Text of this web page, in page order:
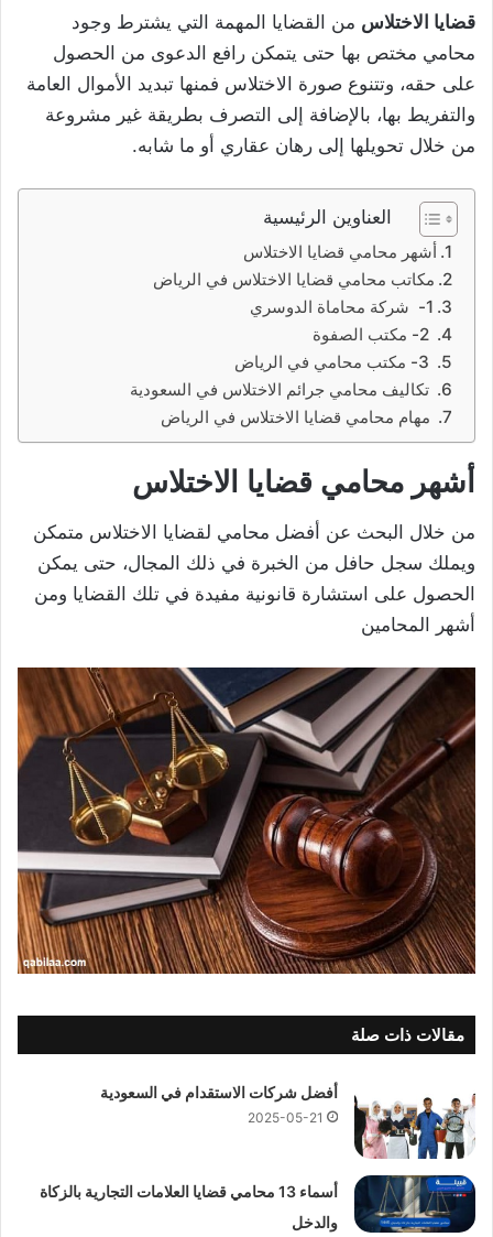
قضايا الاختلاس من القضايا المهمة التي يشترط وجود
محامي مختص بها حتى يتمكن رافع الدعوى من الحصول
على حقه، وتتنوع صورة الاختلاس فمنها تبديد الأموال العامة
والتفريط بها، بالإضافة إلى التصرف بطريقة غير مشروعة
من خلال تحويلها إلى رهان عقاري أو ما شابه.
العناوين الرئيسية
أشهر محامي قضايا الاختلاس
مكاتب محامي قضايا الاختلاس في الرياض
1- شركة محاماة الدوسري
2- مكتب الصفوة
تكاليف محامي جرائم الاختلاس في السعودية
مهام محامي قضايا الاختلاس في الرياض
أشهر محامي قضايا الاختلاس
من خلال البحث عن أفضل محامي لقضايا الاختلاس متمكن
ويملك سجل حافل من الخبرة في ذلك المجال، حتى يمكن
الحصول على استشارة قانونية مفيدة في تلك القضايا ومن
أشهر المحامين
مقالات ذات صلة
أفضل شركات الاستقدام في السعودية
2025-05-21
أسماء 13 محامي قضايا العلامات التجارية بالزكاة
والدخل